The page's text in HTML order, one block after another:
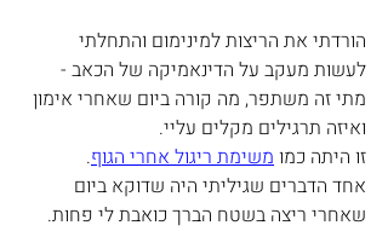
הורדתי את הריצות למינימום והתחלתי
לעשות מעקב על הדינאמיקה של הכאב -
מתי זה משתפר, מה קורה ביום שאחרי אימון
ואיזה תרגילים מקלים עליי.
זו היתה כמו משימת ריגול אחרי הגוף.
אחד הדברים שגיליתי היה שדוקא ביום
שאחרי ריצה בשטח הברך כואבת לי פחות.